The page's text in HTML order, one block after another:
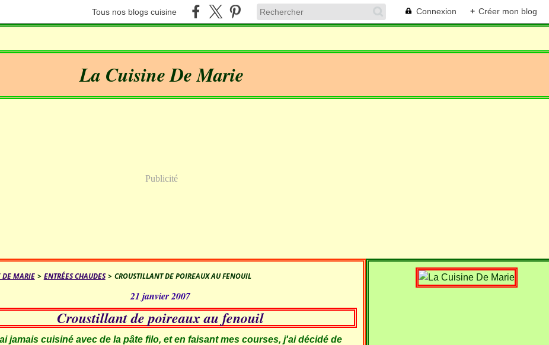
Tous nos blogs cuisine Connexion + Créer mon blog
La Cuisine De Marie
Publicité
DE MARIE > ENTRÉES CHAUDES > CROUSTILLANT DE POIREAUX AU FENOUIL
21 janvier 2007
Croustillant de poireaux au fenouil
jamais cuisiné avec de la pâte filo, et en faisant mes courses, j'ai décidé de